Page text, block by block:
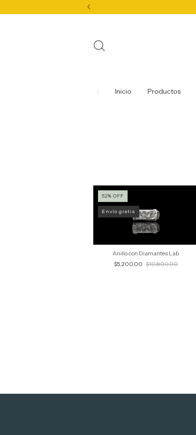
Inicio Productos
52% OFF
Envío gratis
Anillo con Diamantes Lab
$5,200.00 $10,800.00